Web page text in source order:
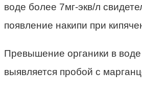
воде более 7мг-экв/л
появление накипи при
Превышение органики в
выявляется пробой с